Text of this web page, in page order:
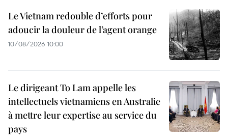
Le Vietnam redouble d’efforts pour
adoucir la douleur de l’agent orange
10/08/2026 10:00
Le dirigeant To Lam appelle les
intellectuels vietnamiens en Australie
à mettre leur expertise au service du
pays